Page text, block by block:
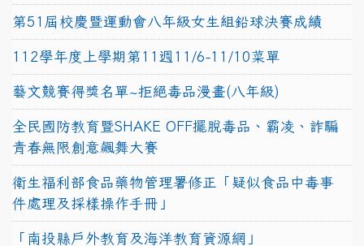
第51屆校慶暨運動會八年級女生組鉛球決賽成績
112學年度上學期第11週11/6-11/10菜單
藝文競賽得獎名單~拒絕毒品漫畫(八年級)
全民國防教育暨SHAKE OFF擺脫毒品、霸凌、詐騙
青春無限創意飆舞大賽
衛生福利部食品藥物管理署修正「疑似食品中毒事
件處理及採樣操作手冊」
「南投縣戶外教育及海洋教育資源網」